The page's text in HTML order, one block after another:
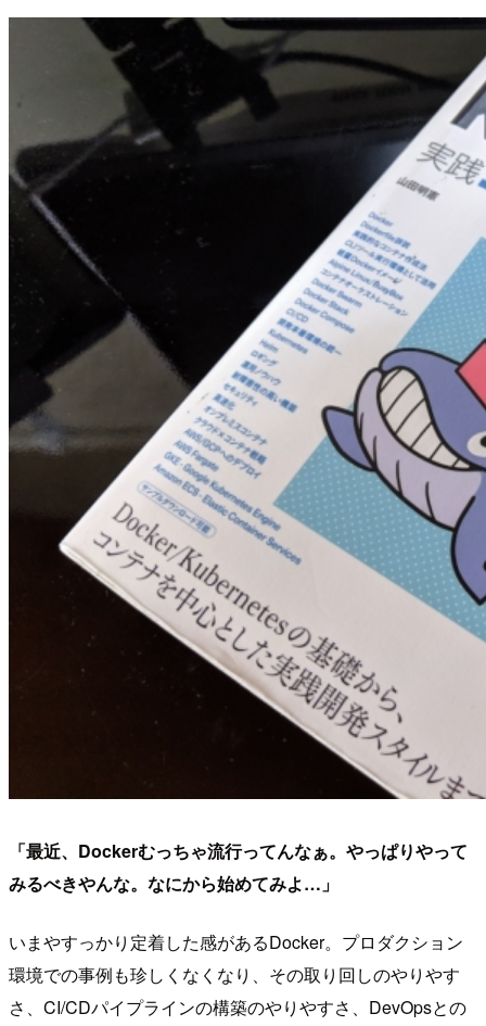
「最近、Dockerむっちゃ流行ってんなぁ。やっぱりやって
みるべきやんな。なにから始めてみよ…」
いまやすっかり定着した感があるDocker。プロダクション
環境での事例も珍しくなくなり、その取り回しのやりやす
さ、CI/CDパイプラインの構築のやりやすさ、DevOpsとの